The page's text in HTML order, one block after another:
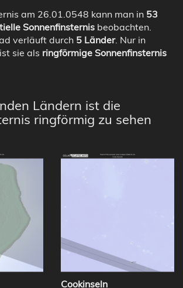
am 26.01.0548 kann man in 53
Sonnenfinsternis beobachten.
verläuft durch 5 Länder. Nur in
sie als ringförmige Sonnenfinsternis
Ländern ist die
ringförmig zu sehen
Cookinseln